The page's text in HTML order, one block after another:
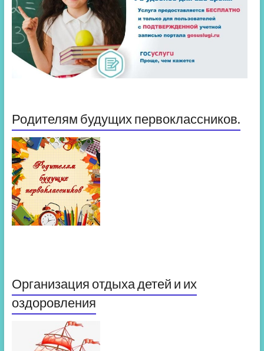
Родителям будущих первоклассников.
Организация отдыха детей и их
оздоровления